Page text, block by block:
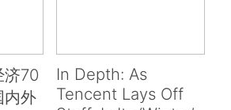
济70
内外
In Depth: As
Tencent Lays Off